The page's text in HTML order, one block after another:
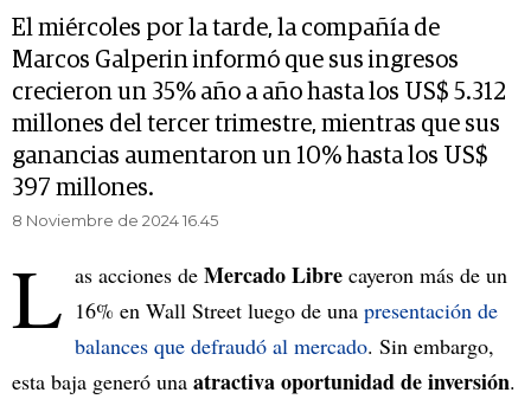
El miércoles por la tarde, la compañía de
Marcos Galperin informó que sus ingresos
crecieron un 35% año a año hasta los US$ 5.312
millones del tercer trimestre, mientras que sus
ganancias aumentaron un 10% hasta los US$
397 millones.
8 Noviembre de 2024 16.45
L as acciones de Mercado Libre cayeron más de un
16% en Wall Street luego de una presentación de
balances que defraudó al mercado. Sin embargo,
esta baja generó una atractiva oportunidad de inversión.